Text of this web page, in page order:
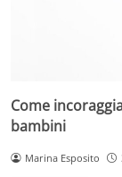
Come
bambini
Marina Esposito